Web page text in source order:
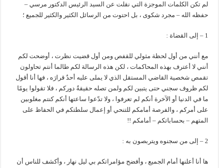
لم تكن الكلمات الموجزة التي نقلت عن السيد الرئيس الدكتور مرسي –
حفظه الله – مجرد شكوى ، بل احتوت من الرسائل الكثير والكثير للجميع ؛
1 – إلى القضاة :
مع أنني من أول لحظة مثولي للقفص ومن أول قضيت نظرت ، أوضحت لكم
أنني لا أعترف بهذه المحاكمات ، لكن هذه الرسالة لكم طالما أنتم تحاولون
تقمص شخصية القاضي المستقل الذي لا يملى عليه أحدٌ قرارَه ، فها أنا أقول
لكم ظروف سجني حتى يتبين لكم ولمن تصله حقيقةُ دوركم ، فلا تقولوا يومًا
ما في الدنيا أو الآخرة أنكم لم تعرفوا ، ولا تدّعوا ساعتها أنكم كنتم مغلوبين
على أمركم ، والفرصة أمامكم للتنحي أو إعمال سلطتكم في الحفاظ على
المتهم – بحساباتكم – أمامكم !!
2 – إلى من سجنوه ويتربصون به :
ها أنا أعلنها أمام الجميع ، وأفضح مؤامراتكم بي ليل نهار ، وأكشف للناس أن